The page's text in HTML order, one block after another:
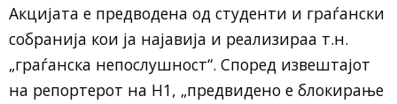
Акцијата е предводена од студенти и граѓански
собранија кои ја најавија и реализираа т.н.
„граѓанска непослушност“. Според извештајот
на репортерот на Н1, „предвидено е блокирање